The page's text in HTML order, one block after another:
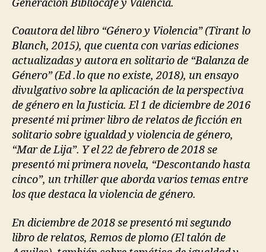
Generación Bibliocafé y Valencia.
Coautora del libro “Género y Violencia” (Tirant lo
Blanch, 2015), que cuenta con varias ediciones
actualizadas y autora en solitario de “Balanza de
Género” (Ed .lo que no existe, 2018), un ensayo
divulgativo sobre la aplicación de la perspectiva
de género en la Justicia. El 1 de diciembre de 2016
presenté mi primer libro de relatos de ficción en
solitario sobre igualdad y violencia de género,
“Mar de Lija”. Y el 22 de febrero de 2018 se
presentó mi primera novela, “Descontando hasta
cinco”, un trhiller que aborda varios temas entre
los que destaca la violencia de género.
En diciembre de 2018 se presentó mi segundo
libro de relatos, Remos de plomo (El talón de